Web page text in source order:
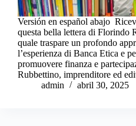
Versión en español abajo
questa bella lettera di Florindo
quale traspare un profondo
l’esperienza di Banca Etica e
promuovere finanza e
Rubbettino, imprenditore ed
admin
abril 30, 2025